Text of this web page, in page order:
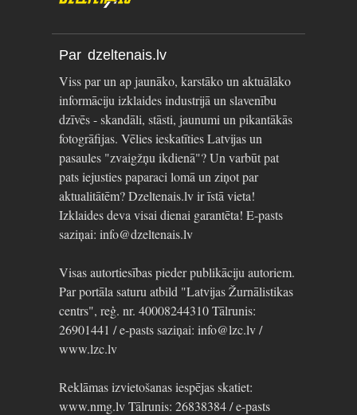
Par dzeltenais.lv
Viss par un ap jaunāko, karstāko un aktuālāko
informāciju izklaides industrijā un slavenību
dzīvēs - skandāli, stāsti, jaunumi un pikantākās
fotogrāfijas. Vēlies ieskatīties Latvijas un
pasaules "zvaigžņu ikdienā"? Un varbūt pat
pats iejusties paparaci lomā un ziņot par
aktualitātēm? Dzeltenais.lv ir īstā vieta!
Izklaides deva visai dienai garantēta! E-pasts
saziņai: info@dzeltenais.lv
Visas autortiesības pieder publikāciju autoriem.
Par portāla saturu atbild "Latvijas Žurnālistikas
centrs", reģ. nr. 40008244310 Tālrunis:
26901441 / e-pasts saziņai: info@lzc.lv /
www.lzc.lv
Reklāmas izvietošanas iespējas skatiet:
www.nmg.lv Tālrunis: 26838384 / e-pasts